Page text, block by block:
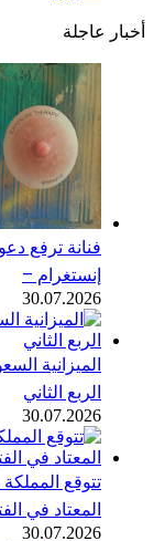
أخبار عاجلة
فنانة ترفع
إنستغرام –
30.07.2026
الربع الثاني
30.07.2026
تتوقع
المعتاد في
30.07.2026